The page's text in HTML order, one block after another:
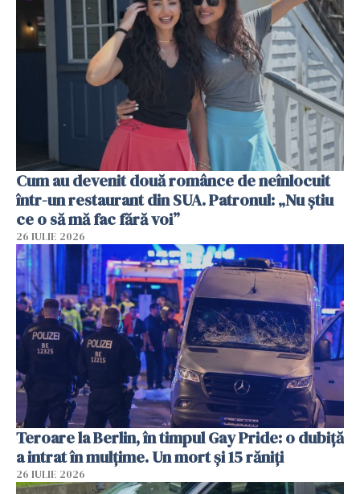
Cum au devenit două românce de neînlocuit
într-un restaurant din SUA. Patronul: „Nu știu
ce o să mă fac fără voi”
26 IULIE 2026
Teroare la Berlin, în timpul Gay Pride: o dubiță
a intrat în mulțime. Un mort și 15 răniți
26 IULIE 2026